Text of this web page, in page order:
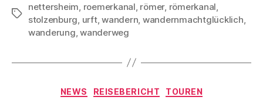
Schlagwörter
nettersheim, roemerkanal, römer, römerkanal,
stolzenburg, urft,wandern, wandernmachtglücklich,
wanderung,wanderweg
Kategorien
NEWS REISEBERICHT TOUREN